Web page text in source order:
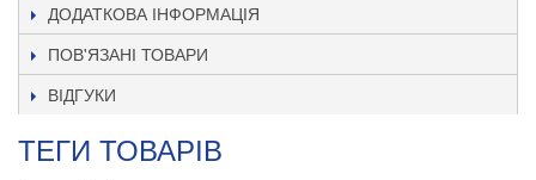
ДОДАТКОВА ІНФОРМАЦІЯ
ПОВ'ЯЗАНІ ТОВАРИ
ВІДГУКИ
ТЕГИ ТОВАРІВ